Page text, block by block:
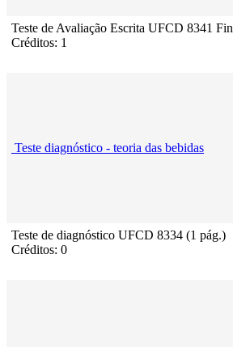
Teste de Avaliação Escrita UFCD 8341
Créditos: 1
Teste diagnóstico - teoria das bebidas
Teste de diagnóstico UFCD 8334 (1 pág.)
Créditos: 0